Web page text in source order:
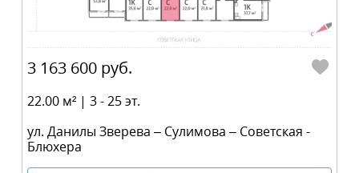
3 163 600 руб.
22.00 м² | 3 - 25 эт.
ул. Данилы Зверева – Сулимова – Советская -
Блюхера